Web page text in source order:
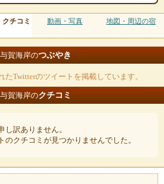
チコミ 動画・写真 地図・周辺の宿
賀海岸のつぶやき
たTwitterのツイートを掲載しています。
賀海岸のクチコミ
し訳ありません。
のクチコミが見つかりませんでした。